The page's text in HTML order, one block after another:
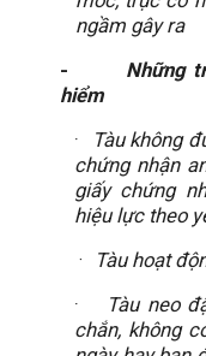
ngầm gây ra
-
Những
hiểm
·
Tàu không
chứng nhận
giấy chứng
hiệu lực theo
·
Tàu hoạt
·
Tàu neo
chắn, không